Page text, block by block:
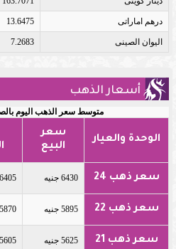
درهم اماراتى 13.6475
اليوان الصينى 7.2683
أسعار الذهب
متوسط سعر الذهب اليوم
الوحدة والعيار
سعر
البيع
سعر ذهب 24 6430 جنيه 6405 جنيه
سعر ذهب 22 5895 جنيه 5870 جنيه
سعر ذهب 21 5625 جنيه 5605 جنيه